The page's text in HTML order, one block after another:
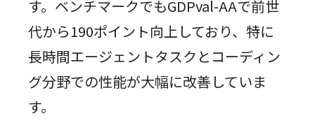
す。ベンチマークでもGDPval-AAで前世
代から190ポイント向上しており、特に
長時間エージェントタスクとコーディン
グ分野での性能が大幅に改善していま
す。